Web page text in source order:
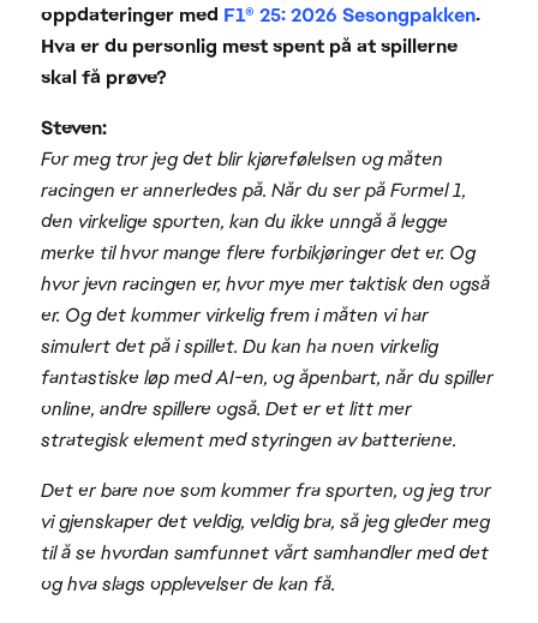
oppdateringer med F1® 25: 2026 Sesongpakken.
Hva er du personlig mest spent på at spillerne
skal få prøve?
Steven:
For meg tror jeg det blir kjørefølelsen og måten
racingen er annerledes på. Når du ser på Formel 1,
den virkelige sporten, kan du ikke unngå å legge
merke til hvor mange flere forbikjøringer det er. Og
hvor jevn racingen er, hvor mye mer taktisk den også
er. Og det kommer virkelig frem i måten vi har
simulert det på i spillet. Du kan ha noen virkelig
fantastiske løp med AI-en, og åpenbart, når du spiller
online, andre spillere også. Det er et litt mer
strategisk element med styringen av batteriene.
Det er bare noe som kommer fra sporten, og jeg tror
vi gjenskaper det veldig, veldig bra, så jeg gleder meg
til å se hvordan samfunnet vårt samhandler med det
og hva slags opplevelser de kan få.